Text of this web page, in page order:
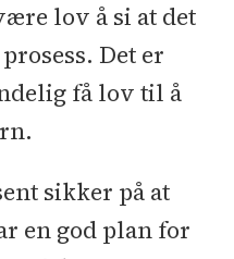
lov å si at det
Det er
få lov til å
sikker på at
en god plan for